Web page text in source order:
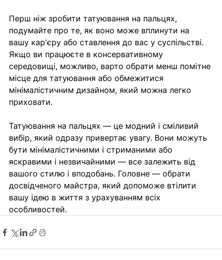
Перш ніж зробити татуювання на пальцях,
подумайте про те, як воно може вплинути на
вашу кар'єру або ставлення до вас у суспільстві.
Якщо ви працюєте в консервативному
середовищі, можливо, варто обрати менш помітне
місце для татуювання або обмежитися
мінімалістичним дизайном, який можна легко
приховати.
Татуювання на пальцях — це модний і сміливий
вибір, який одразу привертає увагу. Вони можуть
бути мінімалістичними і стриманими або
яскравими і незвичайними — все залежить від
вашого стилю і вподобань. Головне — обрати
досвідченого майстра, який допоможе втілити
вашу ідею в життя з урахуванням всіх
особливостей.